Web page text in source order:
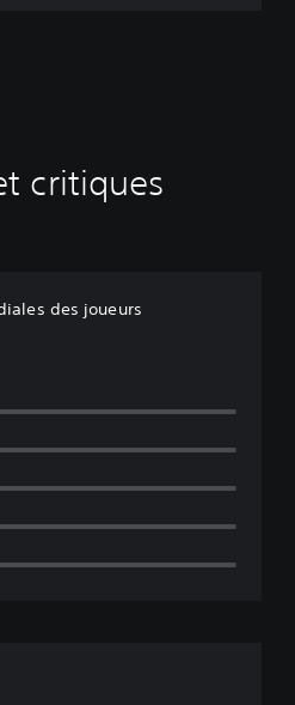
critiques
des joueurs